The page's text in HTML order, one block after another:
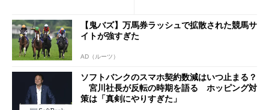
【鬼バズ】万馬券ラッシュで拡散された競馬サ
イトが強すぎた
AD（ルーツ）
ソフトバンクのスマホ契約数減はいつ止まる？
宮川社長が反転の時期を語る ホッピング対
策は「真剣にやりすぎた」